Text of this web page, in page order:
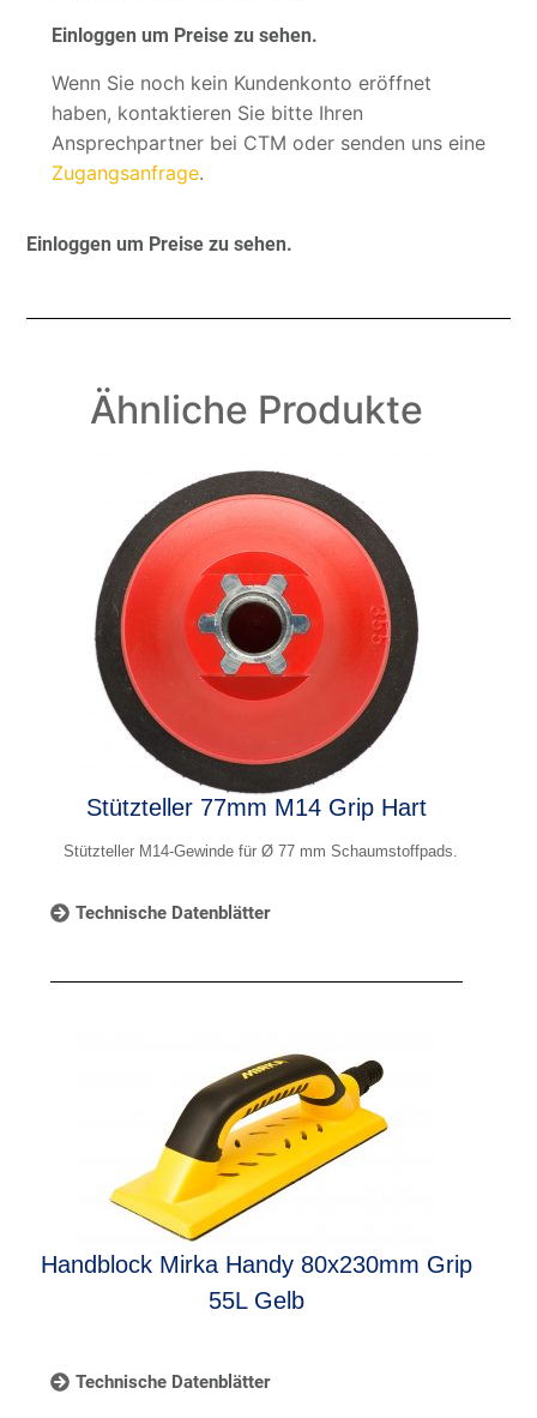
Einloggen um Preise zu sehen.
Wenn Sie noch kein Kundenkonto eröffnet
haben, kontaktieren Sie bitte Ihren
Ansprechpartner bei CTM oder senden uns eine
Zugangsanfrage.
Einloggen um Preise zu sehen.
Ähnliche Produkte
Stützteller 77mm M14 Grip Hart
Stützteller M14-Gewinde für Ø 77 mm Schaumstoffpads.
Technische Datenblätter
Handblock Mirka Handy 80x230mm Grip
55L Gelb
Technische Datenblätter